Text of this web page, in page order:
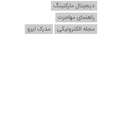
دیجیتال مارکتینگ
راهنمای مهاجرت
مجله الکترونیکی
مدرک ایزو